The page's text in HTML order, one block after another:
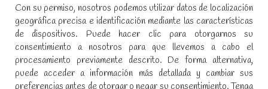
Aviso legal y política de privacidad
Política de cookies
SÍGUENOS EN REDES SOCIALES
Con su permiso, nosotros podemos utilizar datos de localización
geográfica precisa e identificación mediante las características
de dispositivos. Puede hacer clic para otorgarnos su
consentimiento a nosotros para que llevemos a cabo el
procesamiento previamente descrito. De forma alternativa,
puede acceder a información más detallada y cambiar sus
preferencias antes de otorgar o negar su consentimiento. Tenga